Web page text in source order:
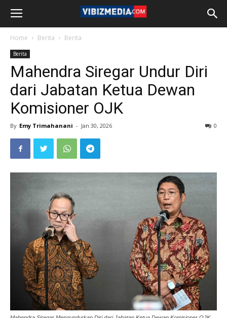
Home Berita Berita
Berita
Mahendra Siregar Undur Diri
dari Jabatan Ketua Dewan
Komisioner OJK
By Emy Trimahanani - Jan 30, 2026 0